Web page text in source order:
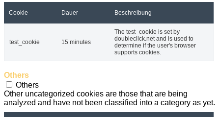
Cookie Dauer Beschreibung
test_cookie 15 minutes
The test_cookie is set by
doubleclick.net and is used to
determine if the user's browser
supports cookies.
Others
Others
Other uncategorized cookies are those that are being
analyzed and have not been classified into a category as yet.